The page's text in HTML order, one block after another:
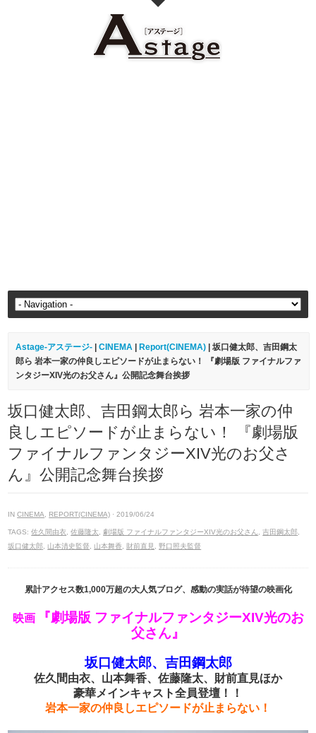
Astage-アステージ- |CINEMA Report(CINEMA) | 坂口健太郎、吉田鋼太
郎ら 岩本一家の仲良しエピソードが止まらない！ 『劇場版 ファイナルファ
ンタジーXIV光のお父さん』公開記念舞台挨拶
坂口健太郎、吉田鋼太郎ら 岩本一家の仲
良しエピソードが止まらない！ 『劇場版
ファイナルファンタジーXIV光のお父さ
ん』公開記念舞台挨拶
INCINEMA REPORT(CINEMA) · 2019/06/24
TAGS:佐久間由衣 ,佐藤隆太 劇場版 ファイナルファンタジーXIV光のお父さん ,吉田鋼太郎
坂口健太郎
山本清史監督 山本舞香 財前直見 ,野口照夫監督
累計アクセス数1,000万超の大人気ブログ、感動の実話が待望の映画化
映画
『劇場版 ファイナルファンタジーXIV光のお
父さん』
坂口健太郎、吉田鋼太郎
佐久間由衣、山本舞香、佐藤隆太、財前直見ほか
豪華メインキャスト全員登壇！！
岩本一家の仲良しエピソードが止まらない！